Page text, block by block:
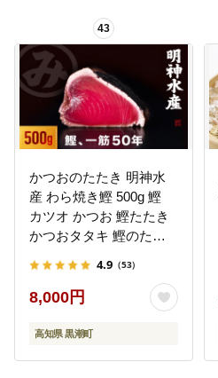
43
かつおのたたき 明神水
産 わら焼き鰹 500g 鰹
カツオ かつお 鰹たたき
かつおタタキ 鰹のたた
き わら焼き 魚 さかな 海
鮮 刺身 お刺身 冷凍 ご家
庭用 グルメ 特産品 ご当
地 本場 高知 黒潮町 ギフ
4.9 （53）
8,000円
高知県 黒潮町